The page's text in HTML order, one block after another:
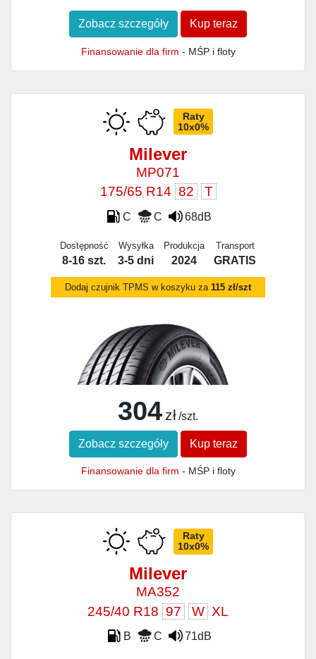
Zobacz szczegóły Kup teraz
Finansowanie dla firm - MŚP i floty
Raty
10x0%
Milever
MP071
175/65 R14 82 T
C C 68dB
Dostępność
8-16 szt.
Wysyłka
3-5 dni
Produkcja
2024
Transport
GRATIS
Dodaj czujnik TPMS w koszyku za 115 zł/szt
304 zł /szt.
Zobacz szczegóły Kup teraz
Finansowanie dla firm - MŚP i floty
Raty
10x0%
Milever
MA352
245/40 R18 97 W XL
B C 71dB